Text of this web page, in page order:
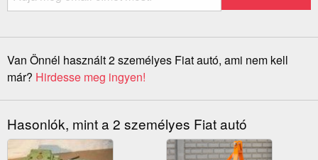
Van Önnél használt 2 személyes Fiat autó, ami nem kell
már? Hirdesse meg ingyen!
Hasonlók, mint a 2 személyes Fiat autó